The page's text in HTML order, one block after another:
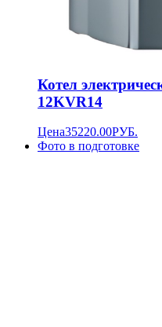
Котел
12KVR14
Цена35220.00РУБ.
Фото в подготовке